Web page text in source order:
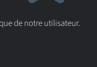
de notre utilisateur.